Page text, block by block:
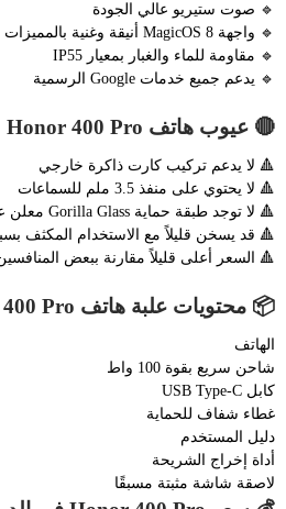
🔹 صوت ستيريو عالي الجودة
🔹 واجهة MagicOS 8 أنيقة وغنية بالمميزات
🔹 مقاومة للماء والغبار بمعيار IP55
🔹 يدعم جميع خدمات Google الرسمية
🔴 عيوب هاتف Honor 400 Pro
🔺 لا يدعم تركيب كارت ذاكرة خارجي
🔺 لا يحتوي على منفذ 3.5 ملم للسماعات
🔺 لا توجد طبقة حماية Gorilla Glass معلن عنها
🔺 قد يسخن قليلاً مع الاستخدام المكثف
🔺 السعر أعلى قليلاً مقارنة ببعض
📦 محتويات علبة هاتف Honor 400 Pro
الهاتف
شاحن سريع بقوة 100 واط
كابل USB Type-C
غطاء شفاف للحماية
دليل المستخدم
أداة إخراج الشريحة
لاصقة شاشة مثبتة مسبقًا